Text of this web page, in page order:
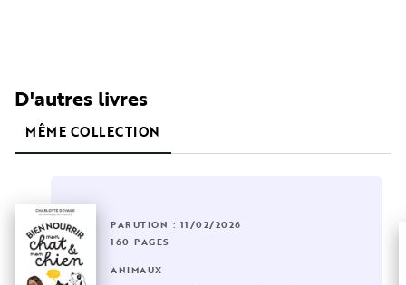
D'autres livres
MÊME COLLECTION
PARUTION : 11/02/2026
160 PAGES
ANIMAUX